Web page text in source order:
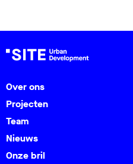
Over ons
Projecten
Team
Nieuws
Onze bril